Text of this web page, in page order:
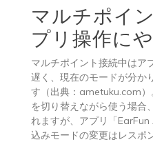
マルチポイ
プリ操作に
マルチポイント接続中はア
遅く、現在のモードが分か
す（出典：ametuku.com
を切り替えながら使う場合
れますが、アプリ「
込みモードの変更はレスポ